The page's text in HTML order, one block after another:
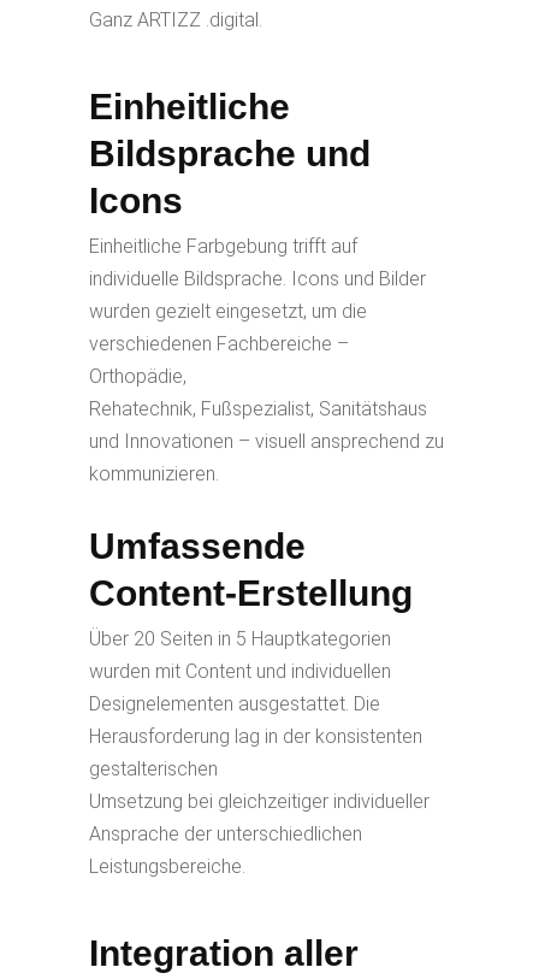
Ganz ARTIZZ .digital.
Einheitliche
Bildsprache und
Icons
Einheitliche Farbgebung trifft auf
individuelle Bildsprache. Icons und Bilder
wurden gezielt eingesetzt, um die
verschiedenen Fachbereiche –
Orthopädie,
Rehatechnik, Fußspezialist, Sanitätshaus
und Innovationen – visuell ansprechend zu
kommunizieren.
Umfassende
Content-Erstellung
Über 20 Seiten in 5 Hauptkategorien
wurden mit Content und individuellen
Designelementen ausgestattet. Die
Herausforderung lag in der konsistenten
gestalterischen
Umsetzung bei gleichzeitiger individueller
Ansprache der unterschiedlichen
Leistungsbereiche.
Integration aller